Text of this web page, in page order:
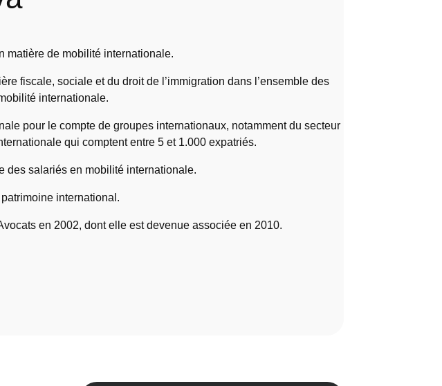
matière de mobilité internationale.
fiscale, sociale et du droit de l’immigration dans l’ensemble des
internationale.
pour le compte de groupes internationaux, notamment du secteur
qui comptent entre 5 et 1.000 expatriés.
des salariés en mobilité internationale.
international.
en 2002, dont elle est devenue associée en 2010.